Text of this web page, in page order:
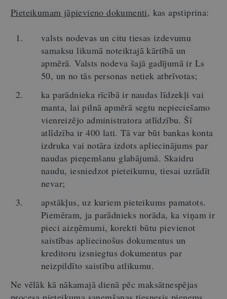
Pieteikumam jāpievieno dokumenti, kas apstiprina:
valsts nodevas un citu tiesas izdevumu
samaksu likumā noteiktajā kārtībā un
apmērā. Valsts nodeva šajā gadījumā ir Ls
50, un no tās personas netiek atbrīvotas;
ka parādnieka rīcībā ir naudas līdzekļi vai
manta, lai pilnā apmērā segtu nepieciešamo
vienreizējo administratora atlīdzību. Šī
atlīdzība ir 400 lati. Tā var būt bankas konta
izdruka vai notāra izdots apliecinājums par
naudas pieņemšanu glabājumā. Skaidru
naudu, iesniedzot pieteikumu, tiesai uzrādīt
nevar;
apstākļus, uz kuriem pieteikums pamatots.
Piemēram, ja parādnieks norāda, ka viņam ir
pieci aizņēmumi, korekti būtu pievienot
saistības apliecinošus dokumentus un
kreditoru izsniegtus dokumentus par
neizpildīto saistību atlikumu.
Ne vēlāk kā nākamajā dienā pēc maksātnespējas